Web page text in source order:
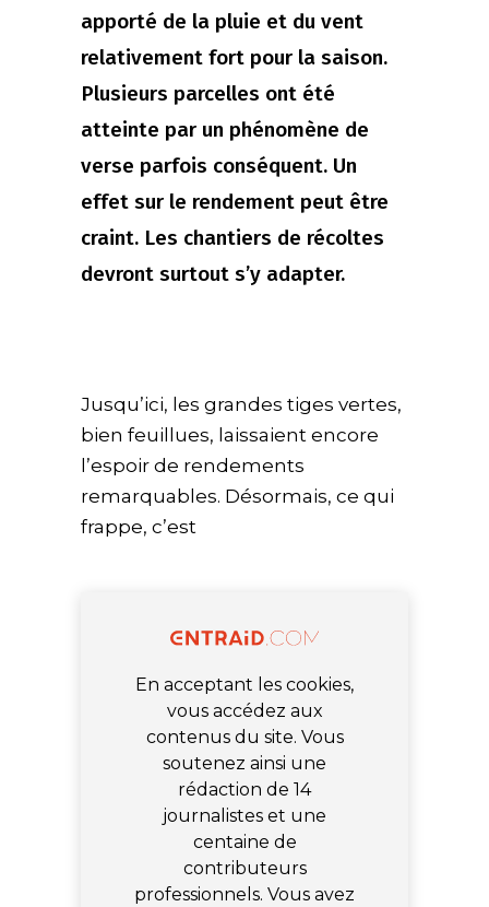
apporté de la pluie et du vent
relativement fort pour la saison.
Plusieurs parcelles ont été
atteinte par un phénomène de
verse parfois conséquent. Un
effet sur le rendement peut être
craint. Les chantiers de récoltes
devront surtout s’y adapter.
Jusqu’ici, les grandes tiges vertes,
bien feuillues, laissaient encore
l’espoir de rendements
remarquables. Désormais, ce qui
frappe, c’est
En acceptant les cookies,
vous accédez aux
contenus du site. Vous
soutenez ainsi une
rédaction de 14
journalistes et une
centaine de
contributeurs
professionnels. Vous avez